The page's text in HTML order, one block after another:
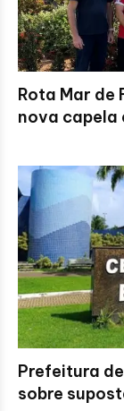
Rota Mar de
nova capela
Prefeitura
sobre